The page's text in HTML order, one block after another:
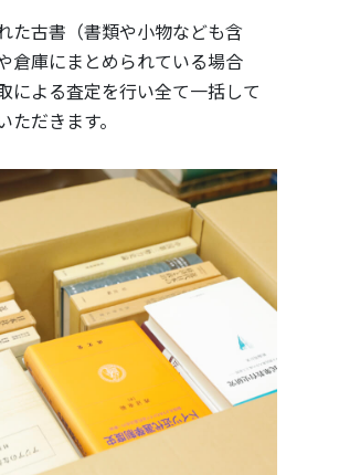
た古書（書類や小物なども含
倉庫にまとめられている場合
による査定を行い全て一括して
ただきます。